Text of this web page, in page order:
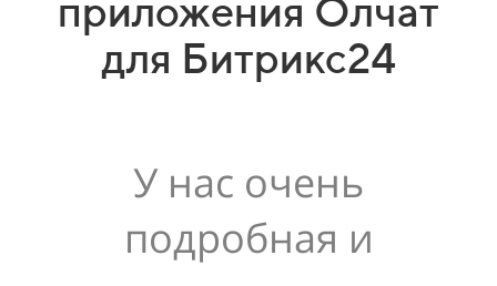
приложения Олчат
для Битрикс24
У нас очень
подробная и